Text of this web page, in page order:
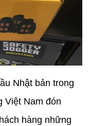
Nhật bản trong
Nam đón
hàng những